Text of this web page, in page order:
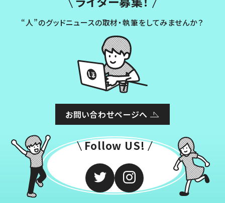
“人”のグッドニュースの取材・執筆をしてみませんか？
お問い合わせページへ
Follow US!